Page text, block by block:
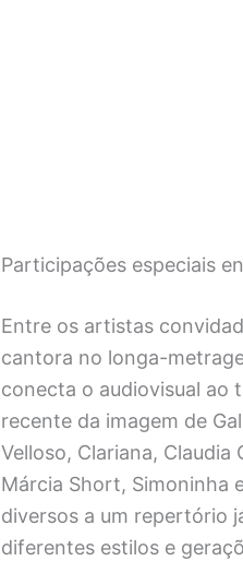
Participações especiais
Entre os artistas
cantora no longa-
conecta o audiovisual ao
recente da imagem de
Velloso, Clariana,
Márcia Short, Simoninha
diversos a um repertório
diferentes estilos e